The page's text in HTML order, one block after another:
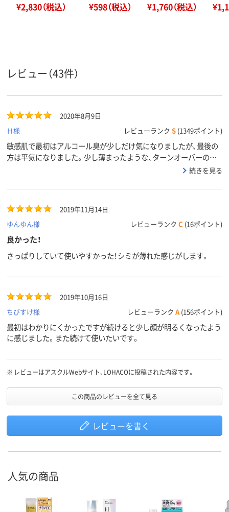
¥2,830（税込） ¥598（税込） ¥1,760（税込）
レビュー（43件）
2020年8月9日
Ｈ様
レビューランク S (1349ポイント)
敏感肌で最初はアルコール臭が少しだけ気になりましたが、最後の
方は平気になりました。少し薄まったような、ターンオーバーの影
響なだけなような。もう少し続けるためにもう一本買いました。最
い。
続きを見る
2019年11月14日
ゆんゆん様
レビューランク C (16ポイント)
良かった！
さっぱりしていて使いやすかった！シミが薄れた感じがします。
2019年10月16日
ちびすけ様
レビューランク A (156ポイント)
最初はわかりにくかったですが続けると少し顔が明るくなったよう
に感じました。また続けて使いたいです。
※ レビューはアスクルWebサイト、LOHACOに投稿された内容です。
この商品のレビューを全て見る
レビューを書く
人気の商品